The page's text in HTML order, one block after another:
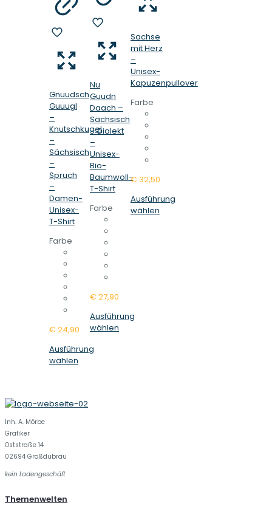
Gnuudsch
Guuugl
–
Knutschkugel
–
Sächsisch
–
Spruch
–
Damen-
Unisex-
T-Shirt
Farbe
€ 24,90
Ausführung
wählen
Varianten
Nu
Guudn
Daach –
Sächsisch
– Dialekt
–
Unisex-
Bio-
Baumwoll-
T-Shirt
Farbe
€ 27,90
Ausführung
wählenDieses
Sachse
mit Herz
–
Unisex-
Kapuzenpullover
Farbe
€ 32,50
Ausführung
wählenDieses
Inh. A. Mörbe
Grafiker
Oststraße 14
02694 Großdubrau
kein Ladengeschäft
Themenwelten